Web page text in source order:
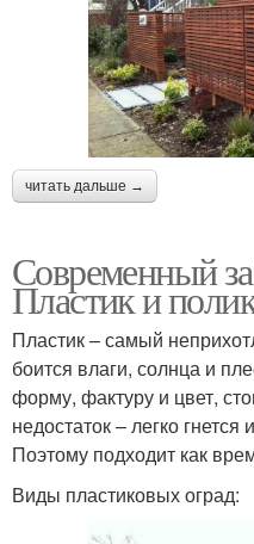
читать дальше →
Современный
Пластик и
Пластик – самый
боится влаги, солнца и
форму, фактуру и цвет,
недостаток – легко
Поэтому подходит как
Виды пластиковых оград: